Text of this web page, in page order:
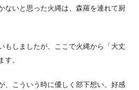
ないと思った火縄は、森羅を連れて厨
もしましたが、ここで火縄から「大丈
す。
、こういう時に優しく部下想い。好感